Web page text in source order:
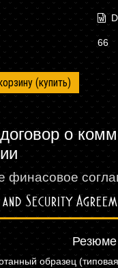
66
о
финасовое
Security
Резюме
образец